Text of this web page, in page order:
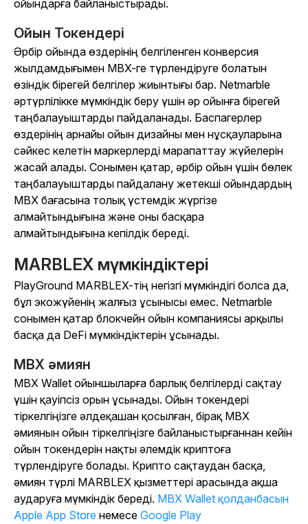
ойындарға байланыстырады.
Ойын Токендері
Әрбір ойында өздерінің белгіленген конверсия
жылдамдығымен MBX-ге түрлендіруге болатын
өзіндік бірегей белгілер жиынтығы бар. Netmarble
әртүрлілікке мүмкіндік беру үшін әр ойынға бірегей
таңбалауыштарды пайдаланады. Баспагерлер
өздерінің арнайы ойын дизайны мен нұсқауларына
сәйкес келетін маркерлерді марапаттау жүйелерін
жасай алады. Сонымен қатар, әрбір ойын үшін бөлек
таңбалауыштарды пайдалану жетекші ойындардың
MBX бағасына толық үстемдік жүргізе
алмайтындығына және оны басқара
алмайтындығына кепілдік береді.
MARBLEX мүмкіндіктері
PlayGround MARBLEX-тің негізгі мүмкіндігі болса да,
бұл экожүйенің жалғыз ұсынысы емес. Netmarble
сонымен қатар блокчейн ойын компаниясы арқылы
басқа да DeFi мүмкіндіктерін ұсынады.
MBX әмиян
MBX Wallet ойыншыларға барлық белгілерді сақтау
үшін қауіпсіз орын ұсынады. Ойын токендері
тіркелгіңізге әлдеқашан қосылған, бірақ MBX
әмиянын ойын тіркелгіңізге байланыстырғаннан кейін
ойын токендерін нақты әлемдік криптоға
түрлендіруге болады. Крипто сақтаудан басқа,
әмиян түрлі MARBLEX қызметтері арасында ақша
аударуға мүмкіндік береді. MBX Wallet қолданбасын
Apple App Store немесе Google Play